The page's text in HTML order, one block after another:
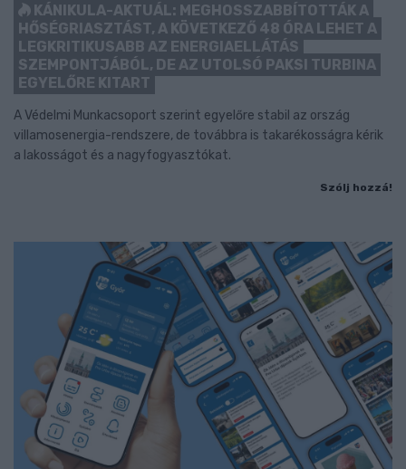
KÁNIKULA-AKTUÁL: MEGHOSSZABBÍTOTTÁK A
HŐSÉGRIASZTÁST, A KÖVETKEZŐ 48 ÓRA LEHET A
LEGKRITIKUSABB AZ ENERGIAELLÁTÁS
SZEMPONTJÁBÓL, DE AZ UTOLSÓ PAKSI TURBINA
EGYELŐRE KITART
A Védelmi Munkacsoport szerint egyelőre stabil az ország
villamosenergia-rendszere, de továbbra is takarékosságra kérik
a lakosságot és a nagyfogyasztókat.
Szólj hozzá!